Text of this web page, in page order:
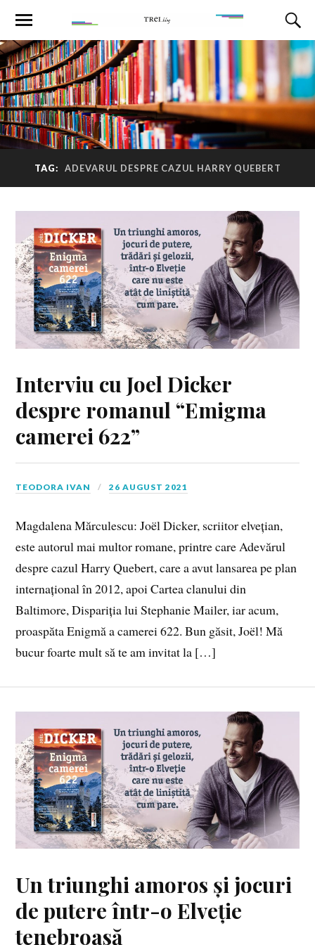
TAG: ADEVARUL DESPRE CAZUL HARRY QUEBERT
Interviu cu Joel Dicker
despre romanul “Emigma
camerei 622”
TEODORA IVAN 26 AUGUST 2021
Magdalena Mărculescu: Joël Dicker, scriitor elvețian,
este autorul mai multor romane, printre care Adevărul
despre cazul Harry Quebert, care a avut lansarea pe plan
internațional în 2012, apoi Cartea clanului din
Baltimore, Dispariția lui Stephanie Mailer, iar acum,
proaspăta Enigmă a camerei 622. Bun găsit, Joël! Mă
bucur foarte mult să te am invitat la […]
Un triunghi amoros și jocuri
de putere într-o Elveție
tenebroasă